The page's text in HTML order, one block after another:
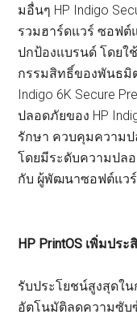
มอื่นๆ HP Indigo
รวมฮาร์ดแวร์ ซอฟ
ปกป้องแบรนด์ โดยใ
กรรมสิทธิ์ของพันธมิ
Indigo 6K Secure
ปลอดภัยของ HP
รักษา ควบคุมความป
โดยมีระดับความปล
กับ ผู้พัฒนาซอฟต์แวร์
HP PrintOS เพิ่มปร
รับประโยชน์สูงสุดใน
อัตโนมัติลดความซับ